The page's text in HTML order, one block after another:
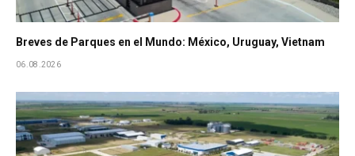
Breves de Parques en el Mundo: México, Uruguay, Vietnam
06.08.2026